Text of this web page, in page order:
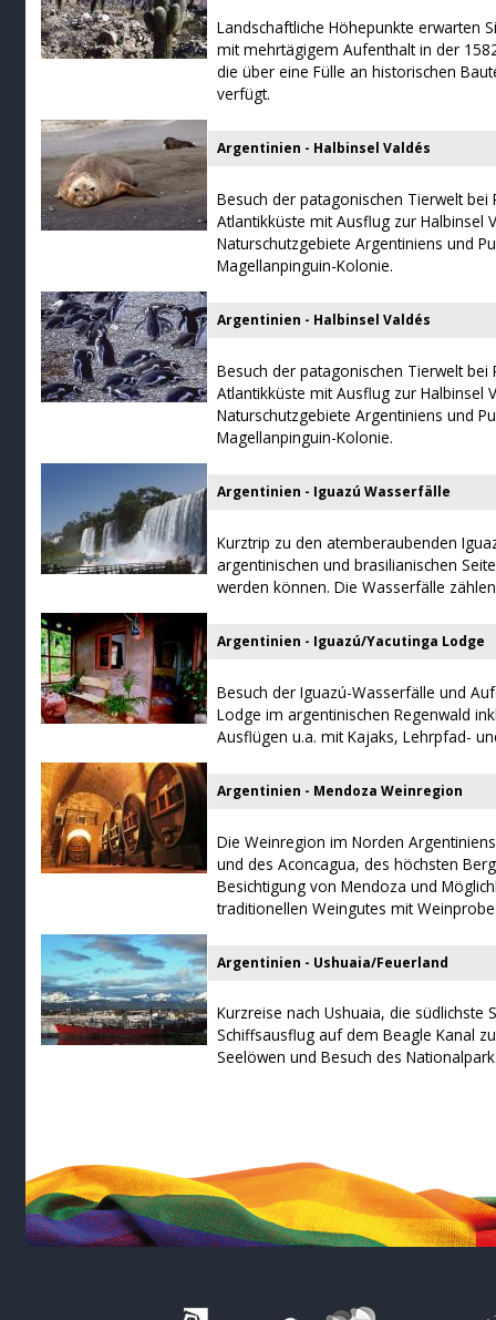
Landschaftliche Höhepunkte erwarten
mit mehrtägigem Aufenthalt in der
die über eine Fülle an historischen
verfügt.
Argentinien - Halbinsel Valdés
Besuch der patagonischen Tierwelt bei
Atlantikküste mit Ausflug zur Halbinsel
Naturschutzgebiete Argentiniens und
Magellanpinguin-Kolonie.
Argentinien - Halbinsel Valdés
Besuch der patagonischen Tierwelt bei
Atlantikküste mit Ausflug zur Halbinsel
Naturschutzgebiete Argentiniens und
Magellanpinguin-Kolonie.
Argentinien - Iguazú Wasserfälle
Kurztrip zu den atemberaubenden
argentinischen und brasilianischen
werden können. Die Wasserfälle
Argentinien - Iguazú/Yacutinga Lodge
Besuch der Iguazú-Wasserfälle und
Lodge im argentinischen Regenwald
Ausflügen u.a. mit Kajaks, Lehrpfad-
Argentinien - Mendoza Weinregion
Die Weinregion im Norden
und des Aconcagua, des höchsten
Besichtigung von Mendoza und
traditionellen Weingutes mit
Argentinien - Ushuaia/Feuerland
Kurzreise nach Ushuaia, die südlichste
Schiffsausflug auf dem Beagle Kanal
Seelöwen und Besuch des